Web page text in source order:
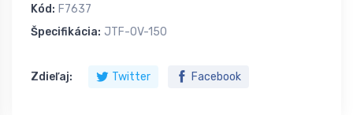
Kód: F7637
Špecifikácia: JTF-OV-150
Zdieľaj: Twitter Facebook